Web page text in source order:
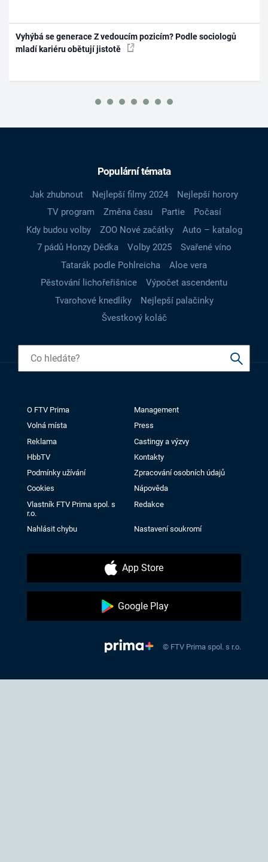
Vyhýbá se generace Z vedoucím pozicím? Podle sociologů
mladí kariéru obětují jistotě
Populární témata
Jak zhubnout Nejlepší filmy 2024
Nejlepší horory
TV program
Změna času Partie
Počasí
Kdy budou volby
ZOO Nové začátky
Auto – katalog
7 pádů Honzy Dědka
Volby 2025
Svařené víno
Tatarák podle Pohlreicha
Aloe vera
Pěstování lichořeřišnice
Výpočet ascendentu
Tvarohové knedlíky
Nejlepší palačinky
Švestkový koláč
O FTV Prima
Management
Volná místa
Press
Reklama
Castingy a výzvy
HbbTV
Kontakty
Podmínky užívání
Zpracování osobních údajů
Cookies
Nápověda
Vlastník FTV Prima spol. s
r.o.
Redakce
Nahlásit chybu Nastavení soukromí
App Store
Google Play
© FTV Prima spol. s r.o.